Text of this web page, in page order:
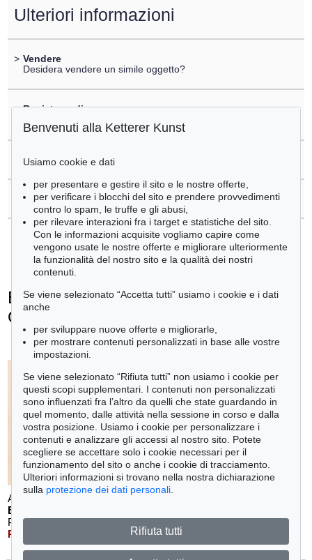
Ulteriori informazioni
> Vendere
Desidera vendere un simile oggetto?
> Registrare di
Domande sull´acquisto
Contattare esperti
Ernst Theodor Amadeus Hoffmann -
Ogetti venduti
tute le offerte
Auction 397 - Lot 81
E. HOFFMANN
Prinzessin Brambilla, 1821. Widmungsexemplar., 1821
Risultato:
Auction 305 - Lot 1478
Sandmann, 1800
Risultato:€ 2,856
Benvenuti alla Ketterer Kunst
Usiamo cookie e dati
per presentare e gestire il sito e le nostre offerte,
per verificare i blocchi del sito e prendere provvedimenti
contro lo spam, le truffe e gli abusi,
per rilevare interazioni fra i target e statistiche del sito.
Con le informazioni acquisite vogliamo capire come
vengono usate le nostre offerte e migliorare ulteriormente
la funzionalità del nostro sito e la qualità dei nostri
contenuti.
Se viene selezionato “Accetta tutti” usiamo i cookie e i dati
anche
per sviluppare nuove offerte e migliorarle,
per mostrare contenuti personalizzati in base alle vostre
impostazioni.
Se viene selezionato “Rifiuta tutti” non usiamo i cookie per
questi scopi supplementari. I contenuti non personalizzati
sono influenzati fra l’altro da quelli che state guardando in
quel momento, dalle attività nella sessione in corso e dalla
vostra posizione. Usiamo i cookie per personalizzare i
contenuti e analizzare gli accessi al nostro sito. Potete
scegliere se accettare solo i cookie necessari per il
funzionamento del sito o anche i cookie di tracciamento.
Ulteriori informazioni si trovano nella nostra dichiarazione
sulla protezione dei dati personali
Rifiuta tutti